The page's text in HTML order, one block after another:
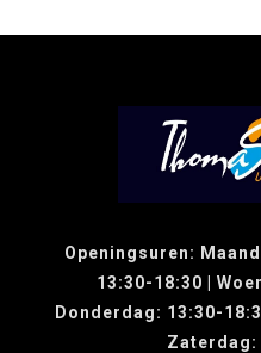
Openingsuren:
13:30-18:30 |
Donderdag: 13:30-
Zaterdag: